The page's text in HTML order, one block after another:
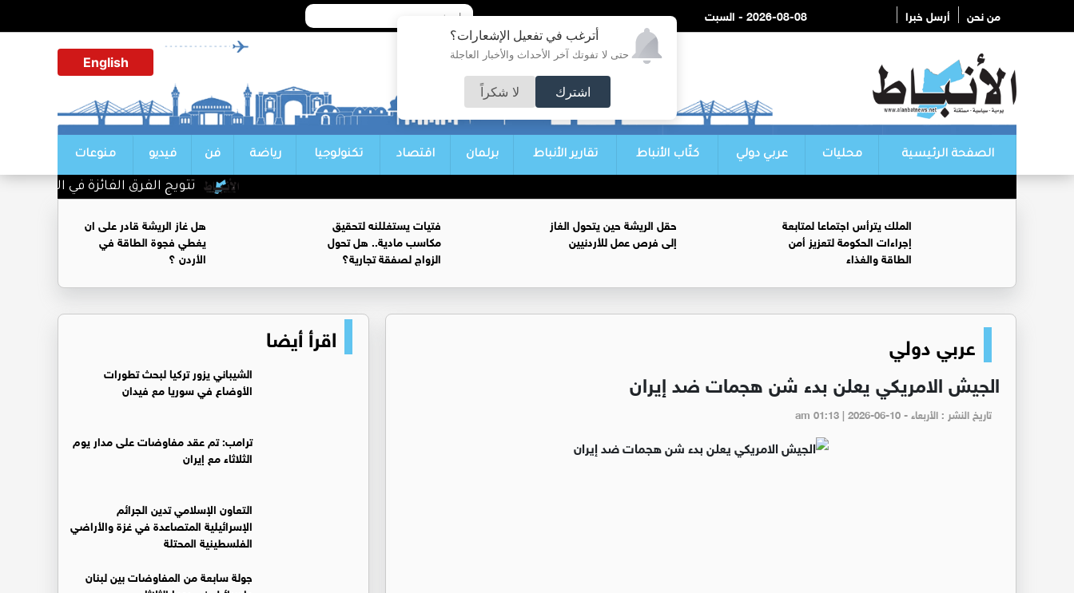
أترغب في تفعيل الإشعارات؟
حتى لا تفوتك آخر الأحداث والأخبار العاجلة
اشترك لا شكراً
من نحن أرسل خبرا 2026-08-08 - السبت
English
الصفحة الرئيسية محليات عربي دولي كتّاب الأنباط تقارير الأنباط برلمان اقتصاد تكنولوجيا رياضة فن فيديو منوعات
تتويج الفرق الفائزة في اليوم الأول
الملك يترأس اجتماعا لمتابعة
إجراءات الحكومة لتعزيز أمن
الطاقة والغذاء
حقل الريشة حين يتحول الغاز
إلى فرص عمل للأردنيين
فتيات يستغللنه لتحقيق
مكاسب مادية.. هل تحول
الزواج لصفقة تجارية؟
هل غاز الريشة قادر على ان
يغطي فجوة الطاقة في
الأردن ؟
عربي دولي
الجيش الامريكي يعلن بدء شن هجمات ضد إيران
تاريخ النشر : الأربعاء - am 01:13 | 2026-06-10
اقرأ أيضا
‏الشيباني يزور تركيا لبحث تطورات
الأوضاع في سوريا مع فيدان
ترامب: تم عقد مفاوضات على مدار يوم
الثلاثاء مع إيران
التعاون الإسلامي تدين الجرائم
الإسرائيلية المتصاعدة في غزة والأراضي
الفلسطينية المحتلة
جولة سابعة من المفاوضات بين لبنان